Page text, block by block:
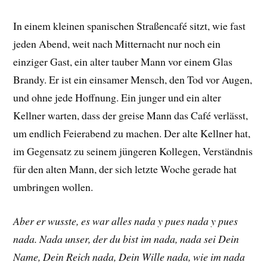
In einem kleinen spanischen Straßencafé sitzt, wie fast
jeden Abend, weit nach Mitternacht nur noch ein
einziger Gast, ein alter tauber Mann vor einem Glas
Brandy. Er ist ein einsamer Mensch, den Tod vor Augen,
und ohne jede Hoffnung. Ein junger und ein alter
Kellner warten, dass der greise Mann das Café verlässt,
um endlich Feierabend zu machen. Der alte Kellner hat,
im Gegensatz zu seinem jüngeren Kollegen, Verständnis
für den alten Mann, der sich letzte Woche gerade hat
umbringen wollen.
Aber er wusste, es war alles nada y pues nada y pues
nada. Nada unser, der du bist im nada, nada sei Dein
Name, Dein Reich nada, Dein Wille nada, wie im nada